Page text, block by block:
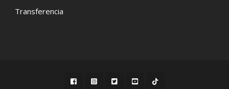
Transferencia